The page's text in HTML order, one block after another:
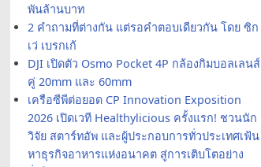
พันล้านบาท
2 คำถามที่ต่างกัน แต่รอคำตอบเดียวกัน โดย ซิก
เว่ เบรกเก้
DJI เปิดตัว Osmo Pocket 4P กล้องกิมบอลเลนส์
คู่ 20mm และ 60mm
เครือซีพีต่อยอด CP Innovation Exposition
2026 เปิดเวที Healthylicious ครั้งแรก! ชวนนัก
วิจัย สตาร์ทอัพ และผู้ประกอบการทั่วประเทศเฟ้น
หาธุรกิจอาหารแห่งอนาคต สู่การเติบโตอย่าง